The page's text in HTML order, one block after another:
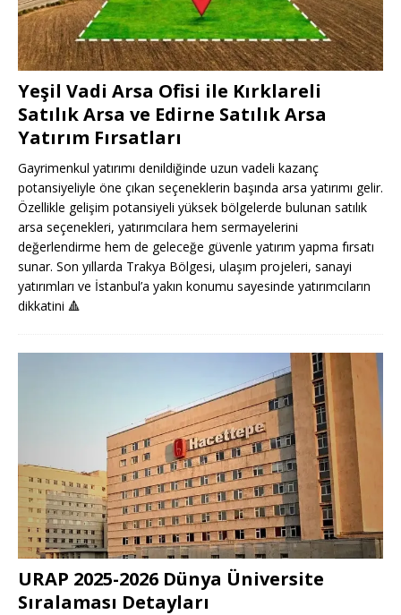
Yeşil Vadi Arsa Ofisi ile Kırklareli
Satılık Arsa ve Edirne Satılık Arsa
Yatırım Fırsatları
Gayrimenkul yatırımı denildiğinde uzun vadeli kazanç
potansiyeliyle öne çıkan seçeneklerin başında arsa yatırımı gelir.
Özellikle gelişim potansiyeli yüksek bölgelerde bulunan satılık
arsa seçenekleri, yatırımcılara hem sermayelerini
değerlendirme hem de geleceğe güvenle yatırım yapma fırsatı
sunar. Son yıllarda Trakya Bölgesi, ulaşım projeleri, sanayi
yatırımları ve İstanbul’a yakın konumu sayesinde yatırımcıların
dikkatini 🔺
URAP 2025-2026 Dünya Üniversite
Sıralaması Detayları